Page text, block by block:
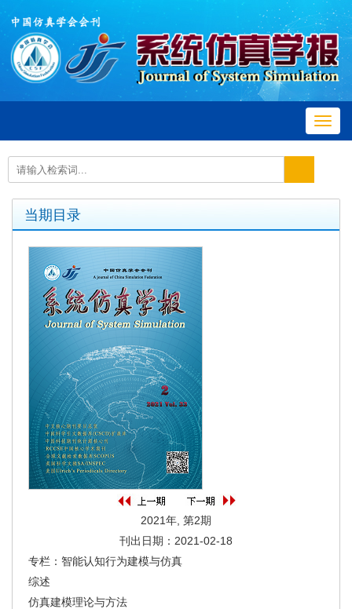
当期目录
2021年, 第2期
刊出日期：2021-02-18
专栏：智能认知行为建模与仿真
综述
仿真建模理论与方法